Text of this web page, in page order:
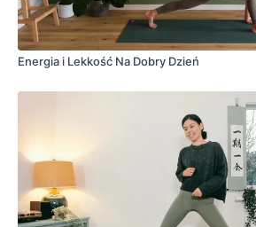
Energia i Lekkość Na Dobry Dzień